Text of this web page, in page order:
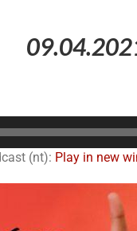
(nt): Play in new